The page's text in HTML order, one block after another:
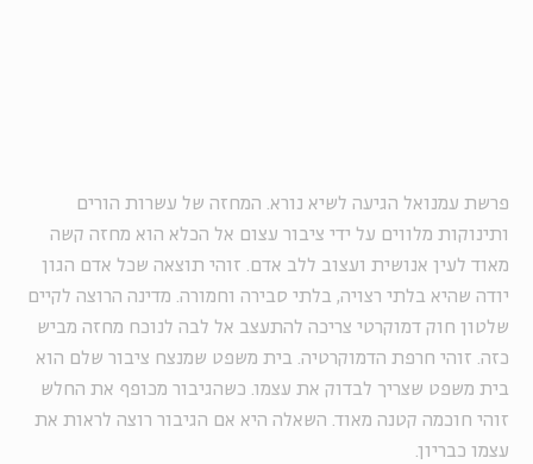
פרשת עמנואל הגיעה לשיא נורא. המחזה של עשרות הורים
ותינוקות מלווים על ידי ציבור עצום אל הכלא הוא מחזה קשה
מאוד לעין אנושית ועצוב ללב אדם. זוהי תוצאה שכל אדם הגון
יודה שהיא בלתי רצויה, בלתי סבירה וחמורה. מדינה הרוצה לקיים
שלטון חוק דמוקרטי צריכה להתעצב אל לבה לנוכח מחזה מביש
כזה. זוהי חרפת הדמוקרטיה. בית משפט שמנצח ציבור שלם הוא
בית משפט שצריך לבדוק את עצמו. כשהגיבור מכופף את החלש
זוהי חוכמה קטנה מאוד. השאלה היא אם הגיבור רוצה לראות את
עצמו כבריון.